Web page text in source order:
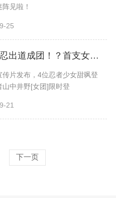
见啦！
25
【火影忍者手游】绝美女忍出道成团！？首支女团忍者少女正式登场！
传片发布，4位忍者少女甜飒登
山中井野[女团]限时登
21
下一页